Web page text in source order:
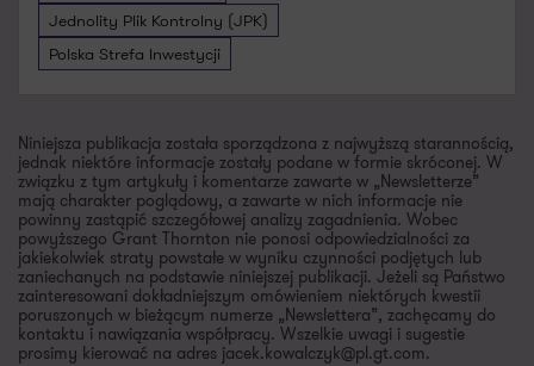
Jednolity Plik Kontrolny (JPK)
Polska Strefa Inwestycji
Niniejsza publikacja została sporządzona z najwyższą starannością,
jednak niektóre informacje zostały podane w formie skróconej. W
związku z tym artykuły i komentarze zawarte w „Newsletterze”
mają charakter poglądowy, a zawarte w nich informacje nie
powinny zastąpić szczegółowej analizy zagadnienia. Wobec
powyższego Grant Thornton nie ponosi odpowiedzialności za
jakiekolwiek straty powstałe w wyniku czynności podjętych lub
zaniechanych na podstawie niniejszej publikacji. Jeżeli są Państwo
zainteresowani dokładniejszym omówieniem niektórych kwestii
poruszonych w bieżącym numerze „Newslettera”, zachęcamy do
kontaktu i nawiązania współpracy. Wszelkie uwagi i sugestie
prosimy kierować na adres jacek.kowalczyk@pl.gt.com.